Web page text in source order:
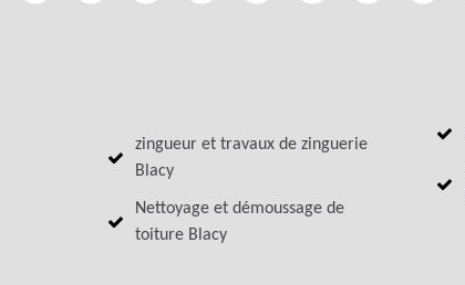
zingueur et travaux de zinguerie
Blacy
Nettoyage et démoussage de
toiture Blacy